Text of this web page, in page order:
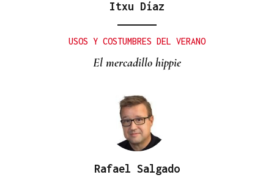
Itxu Díaz
USOS Y COSTUMBRES DEL VERANO
El mercadillo hippie
Rafael Salgado